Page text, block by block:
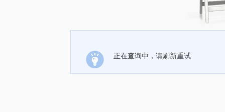
正在查询中，请刷新重试